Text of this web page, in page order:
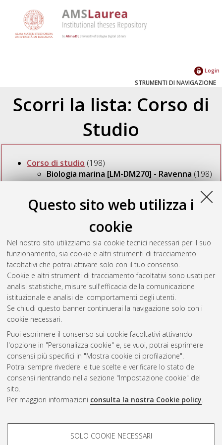
Questo sito web utilizza i
cookie
Nel nostro sito utilizziamo sia cookie tecnici necessari per il suo
funzionamento, sia cookie e altri strumenti di tracciamento
facoltativi che potrai attivare solo con il tuo consenso.
Cookie e altri strumenti di tracciamento facoltativi sono usati per
analisi statistiche, misure sull'efficacia della comunicazione
istituzionale e analisi dei comportamenti degli utenti.
Se chiudi questo banner continuerai la navigazione solo con i
cookie necessari.
Puoi esprimere il consenso sui cookie facoltativi attivando
l'opzione in "Personalizza cookie" e, se vuoi, potrai esprimere
consensi più specifici in "Mostra cookie di profilazione".
Potrai sempre rivedere le tue scelte e verificare lo stato dei
consensi rientrando nella sezione "Impostazione cookie" del
sito.
Per maggiori informazioni consulta la nostra Cookie policy.
COOKIE DI PROFILAZIONE -
SOLO COOKIE NECESSARI
Login
STRUMENTI DI NAVIGAZIONE
Scorri la lista: Corso di
Studio
Corso di studio (198)
Biologia marina [LM-DM270] - Ravenna (198)
Seleziona un valore dall'elenco sottostante.
2015(51)
2014(32)
2013 (23)
2012(35)
2011(21)
2010(8)
Atom
Rss 1.0
Rss 2.0
AMS Laurea
Impostazioni Cookie
Informativa sulla privacy